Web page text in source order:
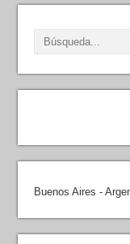
Buenos Aires -